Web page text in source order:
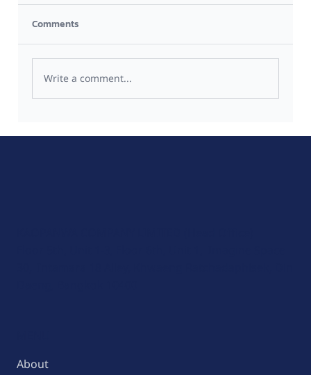
🔐 “Microsoft เปิดตัว Security Copilot
Comments
Write a comment...
About